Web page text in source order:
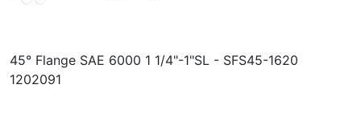
45° Flange SAE 6000 1 1/4"-1"SL - SFS45-1620
1202091